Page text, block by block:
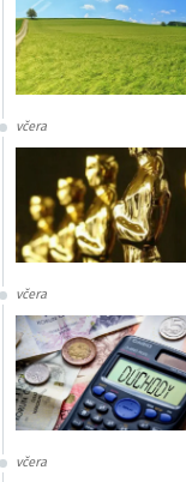
včera
včera
včera